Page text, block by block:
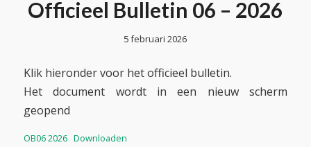
Officieel Bulletin 06 – 2026
5 februari 2026
Klik hieronder voor het officieel bulletin.
Het document wordt in een nieuw scherm
geopend
OB06 2026 Downloaden